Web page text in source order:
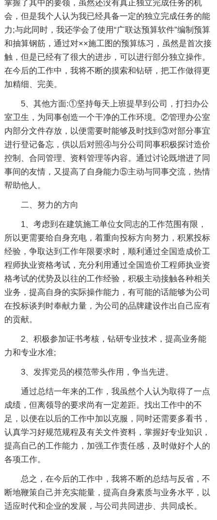
掌握了其中的要领，虽然还没有真正独立完成任务的机
会，但是我个人认为我已经具备一定的独立完成任务的能
力;与此同时，我还学会了使用“广联达预算软件”编制预算
和抽算钢筋，通过对××施工图的预算练习，虽然是首次接
触，但是已经有了很大的进步，可以进行部分独立操作。
在今后的工作中，我将不断的摸索和钻研，把工作做得更
加精细、完美。
5、其他方面:①坚持每天上班提早到公司，打扫办公
室卫生，为同事创造一个干净的工作环境。②管理办公室
内部分文件存放，以便需要时能够及时找到③对部分事宜
进行登记备忘，供以后对照④与分公司同事积极探讨造价
控制、合同管理、资料管理等内容。通过讨论既增进了同
事间的友情，又提高了自身能力⑤主动与同事交流，热情
帮助他人。
二、努力的方向
1、考虑到在建筑施工单位女同志的工作范围有限，
所以更需要给自身充电，着重向投标方向努力，积累投标
经验，争取达到工作年限要求时，顺利通过全国造成价工
程师执业资格考试，充分利用通过全国造价工程师执业资
格考试的优势及以往的工作经验，积极主动接触各种相关
业务，提高自身的实际操作能力，有可能的话能够为公司
在投标谈判时奉献力量，为公司的品牌建设作出自己应有
的贡献。
2、积极参加证书考核，钻研专业技术，提高业务能
力和专业水准;
3、发挥党员的模范带头作用，争当先进。
通过总结一年来的工作，我虽然个人认为取得了一点
成绩，但离领导的要求尚有一定差距。找出工作中的不
足，以便在以后的工作中加以克服，同时还需要多看书，
认真学习好规范规程及有关文件资料，掌握好专业知识，
提高自己的工作能力，加强工作责任感，及时做好个人的
各项工作。
总之，在今后的工作中，我将不断的总结与反省，不
断地鞭策自己并充实能量，提高自身素质与业务水平，以
适应时代和企业的发展，与公司共同进步、共同成长。